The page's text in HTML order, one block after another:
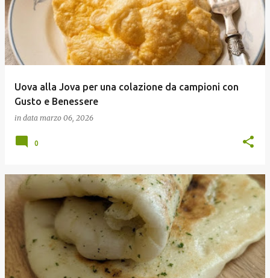
Uova alla Jova per una colazione da campioni con
Gusto e Benessere
in data marzo 06, 2026
0